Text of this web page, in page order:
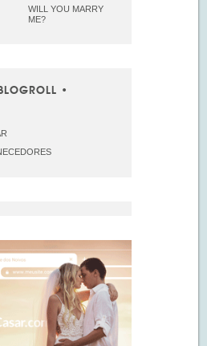
WILL YOU MARRY
ME?
BLOGROLL